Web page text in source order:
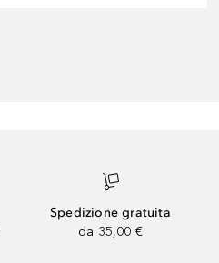
Spedizione gratuita
da 35,00 €